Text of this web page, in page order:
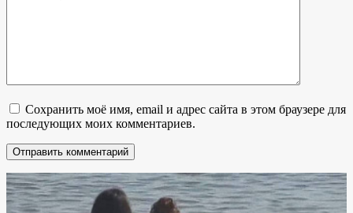
Сохранить моё имя, email и адрес сайта в этом браузере для
последующих моих комментариев.